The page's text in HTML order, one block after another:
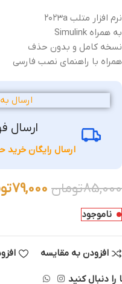
نرم افزار متلب ۲۰۲۳a
به همراه Simulink
نسخه کامل و بدون حذف
همراه با راهنمای نصب فارسی
ارسال
ارسال
ارسال رایگان خرید حداقل 6 میلیونی
85,000تومان 79,000
ناموجود
افزودن به مقایسه
را دنبال کنید